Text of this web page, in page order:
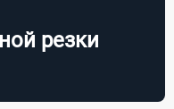
резки